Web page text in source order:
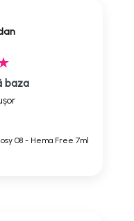
baza
08 - Hema Free 7ml